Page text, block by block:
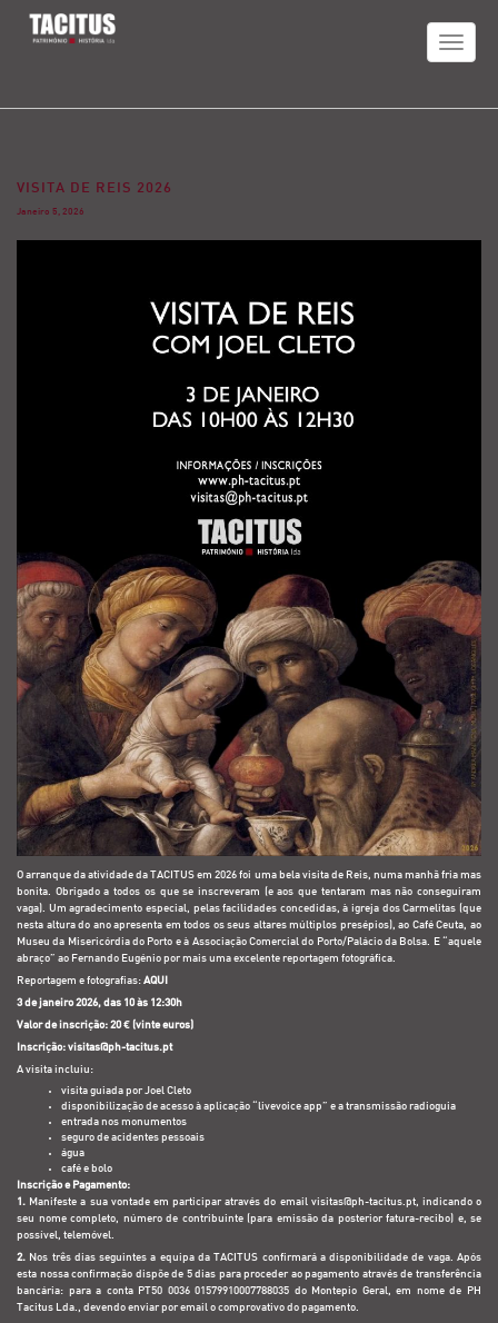
TOGGLE
VISITA DE REIS 2026
Janeiro 5, 2026
O arranque da atividade da TACITUS em 2026 foi uma bela visita de Reis, numa manhã fria mas
bonita. Obrigado a todos os que se inscreveram (e aos que tentaram mas não conseguiram
vaga). Um agradecimento especial, pelas facilidades concedidas, à igreja dos Carmelitas (que
nesta altura do ano apresenta em todos os seus altares múltiplos presépios), ao Café Ceuta, ao
Museu da Misericórdia do Porto e à Associação Comercial do Porto/Palácio da Bolsa. E “aquele
abraço” ao Fernando Eugénio por mais uma excelente reportagem fotográfica.
Reportagem e fotografias: AQUI
3 de janeiro 2026, das 10 às 12:30h
Valor de inscrição: 20 € (vinte euros)
Inscrição: visitas@ph-tacitus.pt
A visita incluiu:
visita guiada por Joel Cleto
disponibilização de acesso à aplicação “livevoice app” e a transmissão radioguia
entrada nos monumentos
seguro de acidentes pessoais
água
café e bolo
Inscrição e Pagamento:
1. Manifeste a sua vontade em participar através do email visitas@ph-tacitus.pt, indicando o
seu nome completo, número de contribuinte (para emissão da posterior fatura-recibo) e, se
possível, telemóvel.
2. Nos três dias seguintes a equipa da TACITUS confirmará a disponibilidade de vaga. Após
esta nossa confirmação dispõe de 5 dias para proceder ao pagamento através de transferência
bancária: para a conta PT50 0036 01579910007788035 do Montepio Geral, em nome de PH
Tacitus Lda., devendo enviar por email o comprovativo do pagamento.